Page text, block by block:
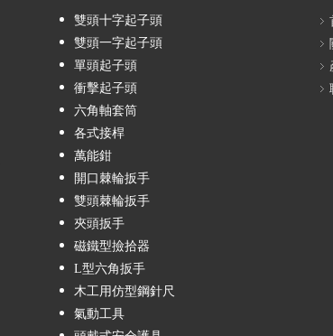
雙頭十字起子頭
雙頭一字起子頭
單頭起子頭
衝擊起子頭
六角軸套筒
各式接桿
萬能鉗
開口棘輪扳手
雙頭棘輪扳手
夾頭扳手
磁鐵型撿拾器
L型六角扳手
木工用仿型鋼針尺
氣動工具